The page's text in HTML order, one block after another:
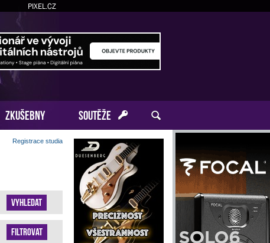
PIXEL.CZ
ZKUŠEBNY SOUTĚŽE
Registrace studia
Vyhledat
Filtrovat